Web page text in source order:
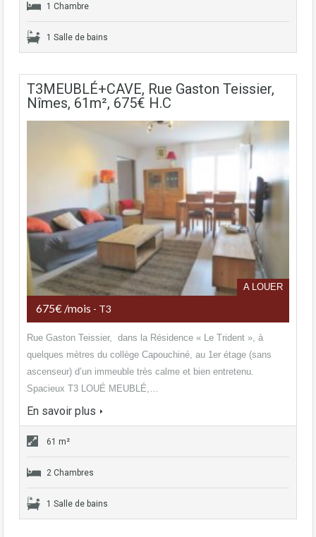
1 Chambre
1 Salle de bains
T3MEUBLÉ+CAVE, Rue Gaston Teissier,
Nîmes, 61m², 675€ H.C
A LOUER
675€ /mois - T3
Rue Gaston Teissier, dans la Résidence « Le Trident », à
quelques mètres du collège Capouchiné, au 1er étage (sans
ascenseur) d’un immeuble très calme et bien entretenu.
Spacieux T3 LOUÉ MEUBLÉ,…
En savoir plus
61 m²
2 Chambres
1 Salle de bains